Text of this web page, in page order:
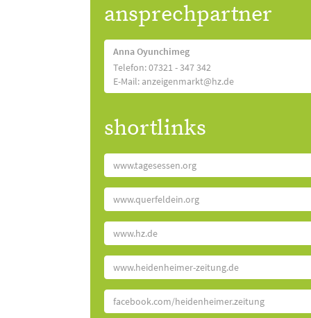
ansprechpartner
Anna Oyunchimeg
Telefon: 07321 - 347 342
E-Mail: anzeigenmarkt@hz.de
shortlinks
www.tagesessen.org
www.querfeldein.org
www.hz.de
www.heidenheimer-zeitung.de
facebook.com/heidenheimer.zeitung